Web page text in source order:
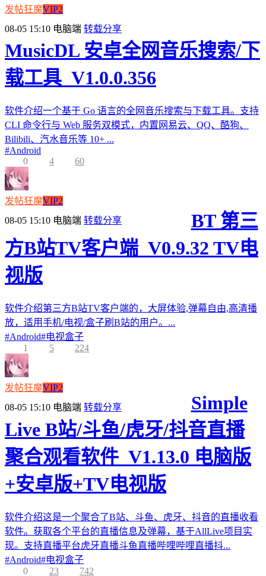
发帖狂魔VIP2
08-05 15:10 电脑端 转载分享
MusicDL 安卓全网音乐搜索/下
载工具_V1.0.0.356
软件介绍一个基于 Go 语言的全网音乐搜索与下载工具。支持
CLI 命令行与 Web 服务双模式，内置网易云、QQ、酷狗、
Bilibili、汽水音乐等 10+ ...
#Android
0
4 60
发帖狂魔VIP2
08-05 15:10 电脑端 转载分享
BT 第三
方B站TV客户端_V0.9.32 TV电
视版
软件介绍第三方B站TV客户端的，大屏体验,弹幕自由,高清播
放，适用手机/电视/盒子刷B站的用户。...
#Android#电视盒子
1
5 224
发帖狂魔VIP2
08-05 15:10 电脑端 转载分享
Simple
Live B站/斗鱼/虎牙/抖音直播
聚合观看软件_V1.13.0 电脑版
+安卓版+TV电视版
软件介绍这是一个聚合了B站、斗鱼、虎牙、抖音的直播收看
软件。获取各个平台的直播信息及弹幕，基于AllLive项目实
现。支持直播平台虎牙直播斗鱼直播哔哩哔哩直播抖...
#Android#电视盒子
0
23 742